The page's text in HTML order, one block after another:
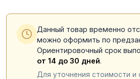
Данный товар временно
можно оформить по
Ориентировочный срок
от 14 до 30 дней.
Для уточнения стоимости и